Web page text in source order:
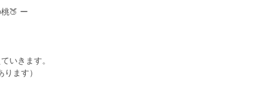
🍑 ー
いきます。
ます）